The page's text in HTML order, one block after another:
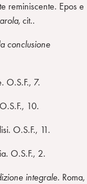
reminiscente. Epos e
cit..
conclusione
O.S.F., 7.
10.
O.S.F., 11.
O.S.F., 2.
integrale. Roma,